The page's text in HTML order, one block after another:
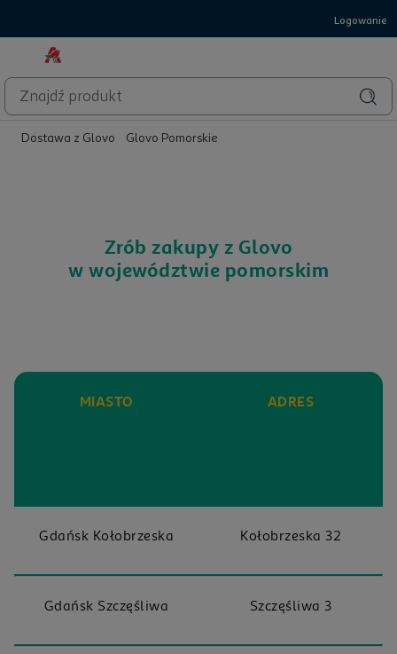
Logowanie
Dostawa z Glovo Glovo Pomorskie
Zrób zakupy z Glovo
w województwie pomorskim
MIASTO ADRES
Gdańsk Kołobrzeska Kołobrzeska 32
Gdańsk Szczęśliwa Szczęśliwa 3